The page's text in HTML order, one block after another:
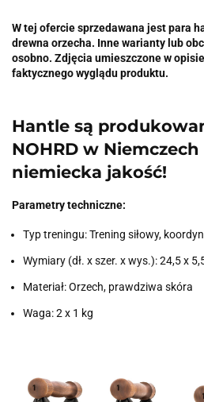
W tej ofercie sprzedawana jest para
drewna orzecha. Inne warianty lub
osobno. Zdjęcia umieszczone w
faktycznego wyglądu produktu.
Hantle są
NOHRD w
niemiecka jakość!
Parametry techniczne:
Typ treningu: Trening siłowy,
Wymiary (dł. x szer. x wys.): 24,5 x
Materiał: Orzech, prawdziwa skóra
Waga: 2 x 1 kg